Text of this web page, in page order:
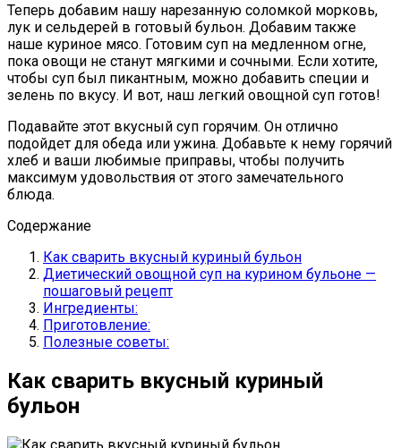
Теперь добавим нашу нарезанную соломкой морковь,
лук и сельдерей в готовый бульон. Добавим также
наше куриное мясо. Готовим суп на медленном огне,
пока овощи не станут мягкими и сочными. Если хотите,
чтобы суп был пикантным, можно добавить специи и
зелень по вкусу. И вот, наш легкий овощной суп готов!
Подавайте этот вкусный суп горячим. Он отлично
подойдет для обеда или ужина. Добавьте к нему горячий
хлеб и ваши любимые приправы, чтобы получить
максимум удовольствия от этого замечательного
блюда.
Содержание
Как сварить вкусный куриный бульон
Диетический овощной суп на курином бульоне —
пошаговый рецепт
Ингредиенты:
Приготовление:
Полезные советы:
Как сварить вкусный куриный
бульон